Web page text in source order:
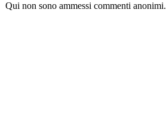
Qui non sono ammessi commenti anonimi.